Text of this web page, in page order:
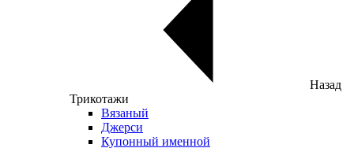
Назад
Трикотажи
Вязаный
Джерси
Купонный именной